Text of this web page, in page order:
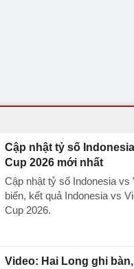
Cập nhật tỷ số
Cup 2026 mới nhất
Cập nhật tỷ số Indonesia
biến, kết quả Indonesia vs
Cup 2026.
Video: Hai Long ghi